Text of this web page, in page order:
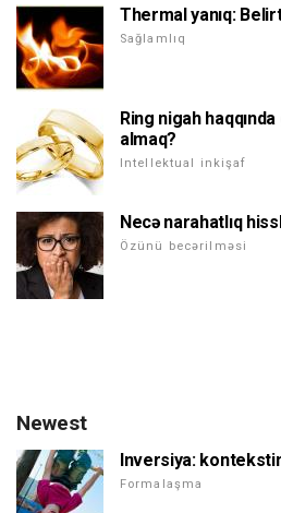
Thermal yanıq:
Sağlamlıq
Ring nigah
almaq?
Intellektual inkişaf
Necə narahatlıq
Özünü becərilməsi
Newest
Inversiya:
Formalaşma